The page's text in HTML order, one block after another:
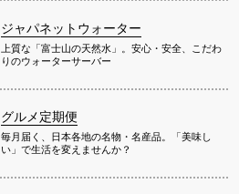
ジャパネットウォーター
上質な「富士山の天然水」。安心・安全、こだわ
りのウォーターサーバー
グルメ定期便
毎月届く、日本各地の名物・名産品。「美味し
い」で生活を変えませんか？